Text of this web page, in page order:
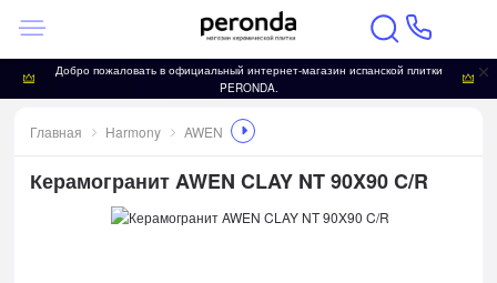
Добро пожаловать в официальный интернет-магазин испанской плитки
PERONDA.
Главная Harmony AWEN
Керамогранит AWEN CLAY NT 90X90 C/R